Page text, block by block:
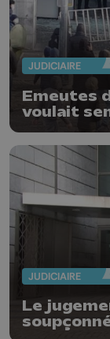
JUDICIAIRE
Emeutes
voulait
leur
JUDICIAIRE
Le